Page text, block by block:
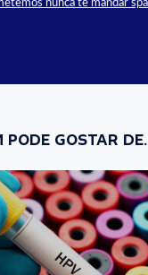
nunca te mandar
PODE GOSTAR